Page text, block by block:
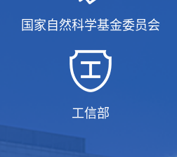
国家自然科学基金委员会
工信部